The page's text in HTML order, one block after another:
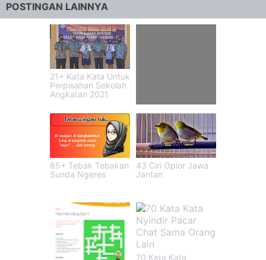
POSTINGAN LAINNYA
21+ Kata Kata Untuk
Perpisahan Sekolah
Angkatan 2021
47+ Gombalan Pake
Nama Orang
85+ Tebak Tebakan
Sunda Ngeres
43 Ciri Opior Jawa
Jantan
70 Kata Kata